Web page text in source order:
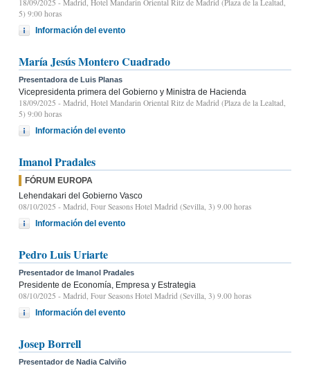
18/09/2025 - Madrid, Hotel Mandarin Oriental Ritz de Madrid (Plaza de la Lealtad,
5) 9:00 horas
Información del evento
María Jesús Montero Cuadrado
Presentadora de Luis Planas
Vicepresidenta primera del Gobierno y Ministra de Hacienda
18/09/2025 - Madrid, Hotel Mandarin Oriental Ritz de Madrid (Plaza de la Lealtad,
5) 9:00 horas
Información del evento
Imanol Pradales
FÓRUM EUROPA
Lehendakari del Gobierno Vasco
08/10/2025 - Madrid, Four Seasons Hotel Madrid (Sevilla, 3) 9.00 horas
Información del evento
Pedro Luis Uriarte
Presentador de Imanol Pradales
Presidente de Economía, Empresa y Estrategia
08/10/2025 - Madrid, Four Seasons Hotel Madrid (Sevilla, 3) 9.00 horas
Información del evento
Josep Borrell
Presentador de Nadia Calviño